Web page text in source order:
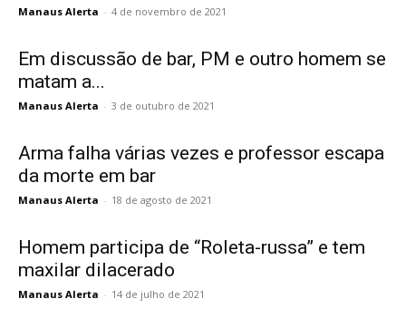
Manaus Alerta - 4 de novembro de 2021
Em discussão de bar, PM e outro homem se
matam a...
Manaus Alerta - 3 de outubro de 2021
Arma falha várias vezes e professor escapa
da morte em bar
Manaus Alerta - 18 de agosto de 2021
Homem participa de “Roleta-russa” e tem
maxilar dilacerado
Manaus Alerta - 14 de julho de 2021